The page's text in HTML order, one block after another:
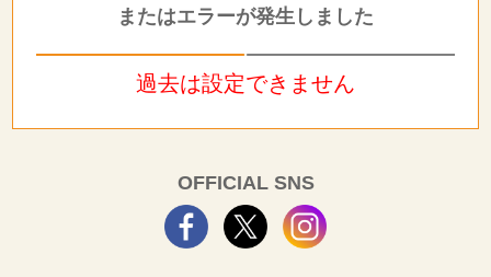
またはエラーが発生しました
過去は設定できません
OFFICIAL SNS